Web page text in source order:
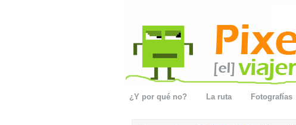
¿Y por qué no? La ruta Fotografías